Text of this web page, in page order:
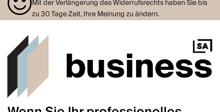
Mit der Verlängerung des Widerrufsrechts haben Sie bis
zu 30 Tage Zeit, Ihre Meinung zu ändern.